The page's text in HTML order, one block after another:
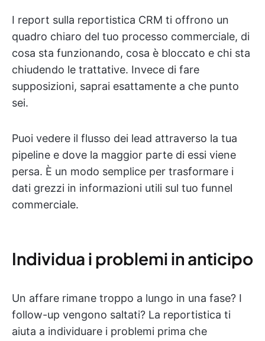
I report sulla reportistica CRM ti offrono un
quadro chiaro del tuo processo commerciale, di
cosa sta funzionando, cosa è bloccato e chi sta
chiudendo le trattative. Invece di fare
supposizioni, saprai esattamente a che punto
sei.
Puoi vedere il flusso dei lead attraverso la tua
pipeline e dove la maggior parte di essi viene
persa. È un modo semplice per trasformare i
dati grezzi in informazioni utili sul tuo funnel
commerciale.
Individua i problemi in anticipo
Un affare rimane troppo a lungo in una fase? I
follow-up vengono saltati? La reportistica ti
aiuta a individuare i problemi prima che